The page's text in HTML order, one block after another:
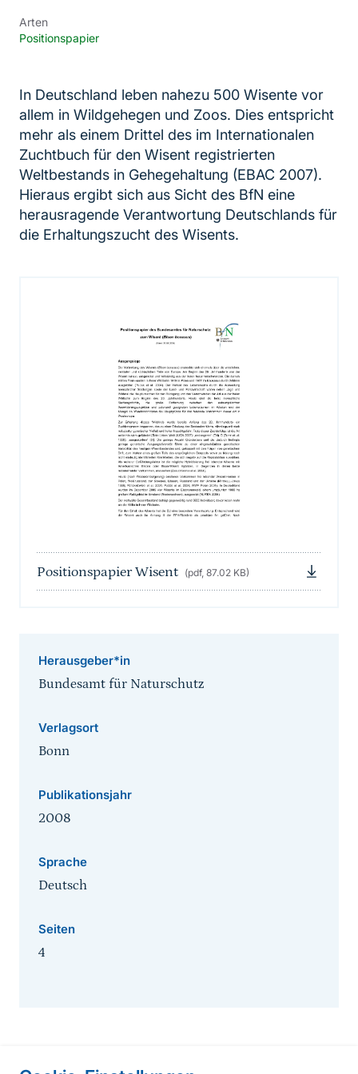
Arten
Positionspapier
In Deutschland leben nahezu 500 Wisente vor
allem in Wildgehegen und Zoos. Dies entspricht
mehr als einem Drittel des im Internationalen
Zuchtbuch für den Wisent registrierten
Weltbestands in Gehegehaltung (EBAC 2007).
Hieraus ergibt sich aus Sicht des BfN eine
herausragende Verantwortung Deutschlands für
die Erhaltungszucht des Wisents.
Positionspapier Wisent (pdf, 87.02 KB)
Herausgeber*in
Bundesamt für Naturschutz
Verlagsort
Bonn
Publikationsjahr
2008
Sprache
Deutsch
Seiten
4